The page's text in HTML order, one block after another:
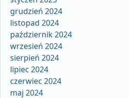
grudzień 2024
listopad 2024
październik 2024
wrzesień 2024
sierpień 2024
lipiec 2024
czerwiec 2024
maj 2024